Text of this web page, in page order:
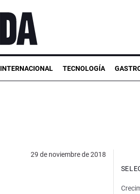
INTERNACIONAL TECNOLOGÍA
29 de noviembre de 2018